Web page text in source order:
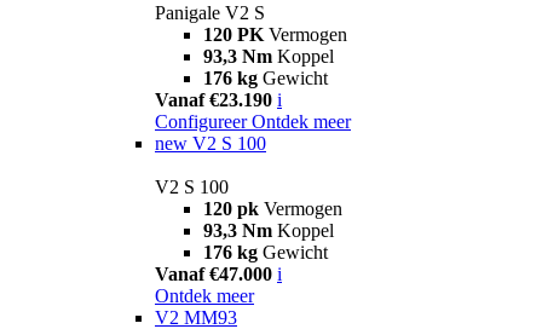
Panigale V2 S
120 PK Vermogen
93,3 Nm Koppel
176 kg Gewicht
Vanaf €23.190 i
Configureer Ontdek meer
new V2 S 100
V2 S 100
120 pk Vermogen
93,3 Nm Koppel
176 kg Gewicht
Vanaf €47.000 i
Ontdek meer
V2 MM93